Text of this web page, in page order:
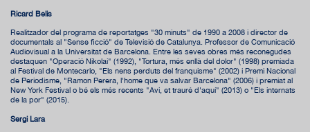
Ricard Belis
Realitzador del programa de reportatges "30 minuts" de 1990 a 2008 i director de
documentals al "Sense ficció" de Televisió de Catalunya. Professor de Comunicació
Audiovisual a la Universitat de Barcelona. Entre les seves obres més reconegudes
destaquen "Operació Nikolai" (1992), "Tortura, més enllà del dolor" (1998) premiada
al Festival de Montecarlo, "Els nens perduts del franquisme" (2002) i Premi Nacional
de Periodisme, "Ramon Perera, l'home que va salvar Barcelona" (2006) i premiat al
New York Festival o bé els més recents "Avi, et trauré d'aquí" (2013) o "Els internats
de la por" (2015).
Sergi Lara